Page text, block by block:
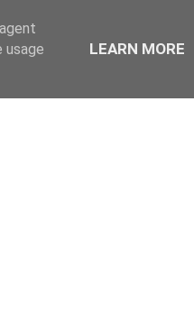
usage
LEARN MORE